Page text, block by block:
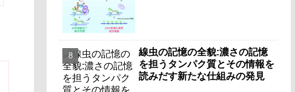
線虫の記憶の全貌:濃さの記憶
を担うタンパク質とその情報を
読みだす新たな仕組みの発見